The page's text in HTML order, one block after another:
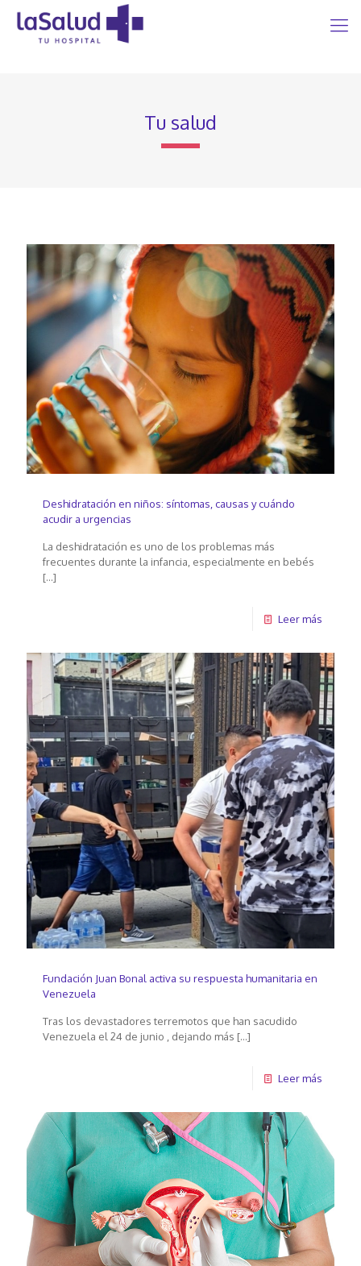
Tu salud
Deshidratación en niños: síntomas, causas y cuándo
acudir a urgencias
La deshidratación es uno de los problemas más
frecuentes durante la infancia, especialmente en bebés
[…]
Leer más
Fundación Juan Bonal activa su respuesta humanitaria en
Venezuela
Tras los devastadores terremotos que han sacudido
Venezuela el 24 de junio , dejando más […]
Leer más